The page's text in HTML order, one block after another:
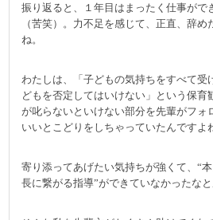
振り返ると、１年目はまったく仕事がで
（苦笑）。力不足を感じて、正直、辞
ね。
わたしは、「子どもの気持ちをすべて受
どもを否定してはいけない」という保育
が叱らないといけない部分を先輩がフォ
いいとこどりをしちゃっていたんですよ
寄り添ってあげたい気持ちが強くて、“
長に繋がる指導”ができていなかったなと